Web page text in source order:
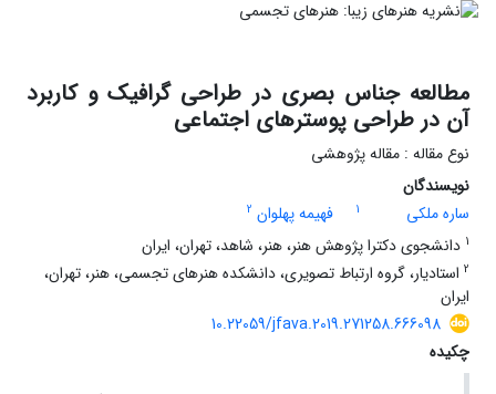
مطالعه جناس بصری در طراحی گرافیک و کاربرد
آن در طراحی پوسترهای اجتماعی
نوع مقاله : مقاله پژوهشی
نویسندگان
ساره ملکی
1 فهیمه پهلوان 2
1 دانشجوی دکترا پژوهش هنر، هنر، شاهد، تهران، ایران
2 استادیار، گروه ارتباط تصویری، دانشکده هنرهای تجسمی، هنر، تهران،
ایران
10.22059/jfava.2019.271258.666098
چکیده